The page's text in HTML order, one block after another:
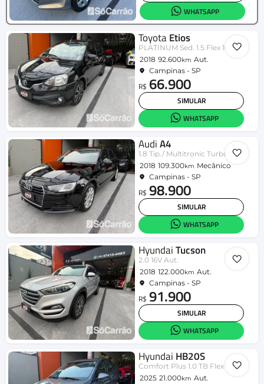
WHATSAPP
ToyotaEtios
PLATINUM Sed. 1.5 Flex 16V 4p Aut.
2018 92.600km Aut.
Campinas - SP
R$ 66.900
SIMULAR
WHATSAPP
AudiA4
1.8 Tip./ Multitronic Turbo
2018 109.300km Mecânico
Campinas - SP
R$ 98.900
SIMULAR
WHATSAPP
HyundaiTucson
2.0 16V Aut.
2018 122.000km Aut.
Campinas - SP
R$ 91.900
SIMULAR
WHATSAPP
Hyundai HB20S
Comfort Plus 1.0 TB Flex 12V Aut
2025 21.000km Aut.